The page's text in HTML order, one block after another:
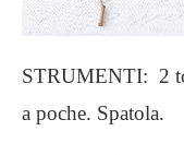
STRUMENTI: 2
a poche. Spatola.